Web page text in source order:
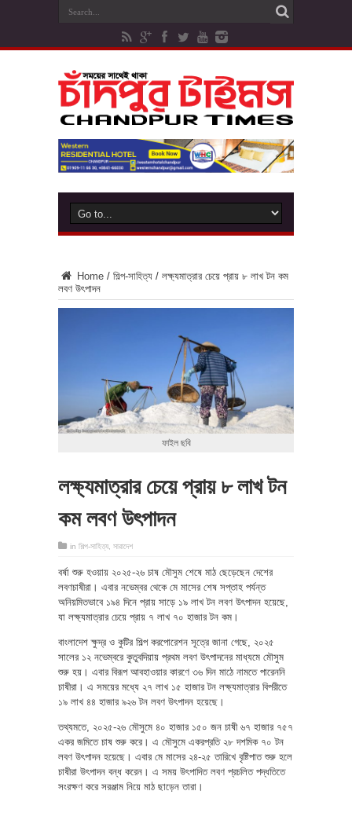
Home / শিল্প-সাহিত্য / লক্ষ্যমাত্রার চেয়ে প্রায় ৮ লাখ টন কম
লবণ উৎপাদন
ফাইল ছবি
লক্ষ্যমাত্রার চেয়ে প্রায় ৮ লাখ টন
কম লবণ উৎপাদন
in শিল্প-সাহিত্য সারাদেশ
বর্ষা শুরু হওয়ায় ২০২৫-২৬ চাষ মৌসুম শেষে মাঠ ছেড়েছেন দেশের
লবণচাষীরা। এবার নভেম্বর থেকে মে মাসের শেষ সপ্তাহ পর্যন্ত
অনিয়মিতভাবে ১৯৪ দিনে প্রায় সাড়ে ১৯ লাখ টন লবণ উৎপাদন হয়েছে,
যা লক্ষ্যমাত্রার চেয়ে প্রায় ৭ লাখ ৭০ হাজার টন কম।
বাংলাদেশ ক্ষুদ্র ও কুটির শিল্প করপোরেশন সূত্রে জানা গেছে, ২০২৫
সালের ১২ নভেম্বরে কুতুবদিয়ায় প্রথম লবণ উৎপাদনের মাধ্যমে মৌসুম
শুরু হয়। এবার বিরূপ আবহাওয়ার কারণে ৩৬ দিন মাঠে নামতে পারেননি
চাষীরা। এ সময়ের মধ্যে ২৭ লাখ ১৫ হাজার টন লক্ষ্যমাত্রার বিপরীতে
১৯ লাখ ৪৪ হাজার ৯২৬ টন লবণ উৎপাদন হয়েছে।
তথ্যমতে, ২০২৫-২৬ মৌসুমে ৪০ হাজার ১৫০ জন চাষী ৬৭ হাজার ৭৫৭
একর জমিতে চাষ শুরু করে। এ মৌসুমে একরপ্রতি ২৮ দশমিক ৭০ টন
লবণ উৎপাদন হয়েছে। এবার মে মাসের ২৪-২৫ তারিখে বৃষ্টিপাত শুরু হলে
চাষীরা উৎপাদন বন্ধ করেন। এ সময় উৎপাদিত লবণ প্রচলিত পদ্ধতিতে
সংরক্ষণ করে সরঞ্জাম নিয়ে মাঠ ছাড়েন তারা।